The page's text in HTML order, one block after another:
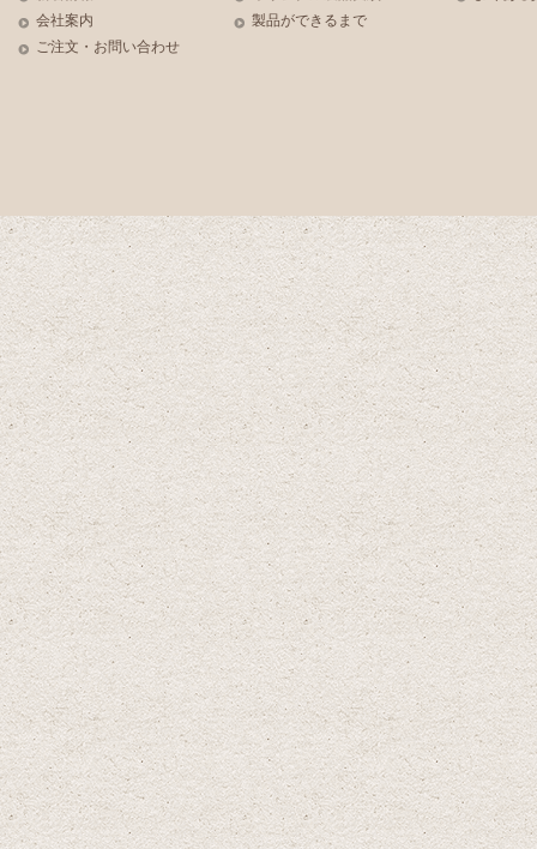
会社案内
ご注文・お問い合わせ
製品ができるまで